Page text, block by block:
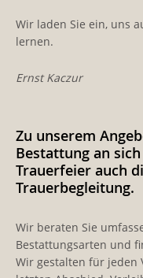
Wir laden Sie ein, uns
lernen.
Ernst Kaczur
Zu unserem
Bestattung an
Trauerfeier auch
Trauerbegleitung.
Wir beraten Sie
Bestattungsarten und
Wir gestalten für jeden